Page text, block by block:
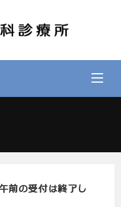
の受付は終了し